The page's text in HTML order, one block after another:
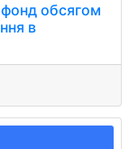
фонд обсягом
в